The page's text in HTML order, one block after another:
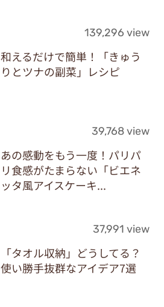
139,296 view
和えるだけで簡単！「きゅう
りとツナの副菜」レシピ
39,768 view
あの感動をもう一度！パリパ
リ食感がたまらない「ビエネ
ッタ風アイスケーキ...
37,991 view
「タオル収納」どうしてる？
使い勝手抜群なアイデア7選